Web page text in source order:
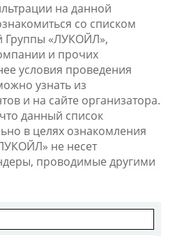
на данной
со списком
Группы «ЛУКОЙЛ»,
и прочих
условия проведения
узнать из
и на сайте организатора.
данный список
в целях ознакомления
не несет
проводимые другими